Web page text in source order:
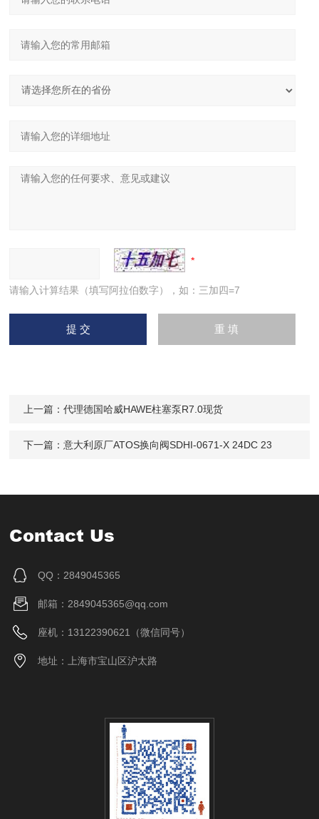
请输入计算结果（填写阿拉伯数字），如：三加四=7
上一篇：代理德国哈威HAWE柱塞泵R7.0现货
下一篇：意大利原厂ATOS换向阀SDHI-0671-X 24DC 23
Contact Us
QQ：2849045365
邮箱：2849045365@qq.com
座机：13122390621（微信同号）
地址：上海市宝山区沪太路